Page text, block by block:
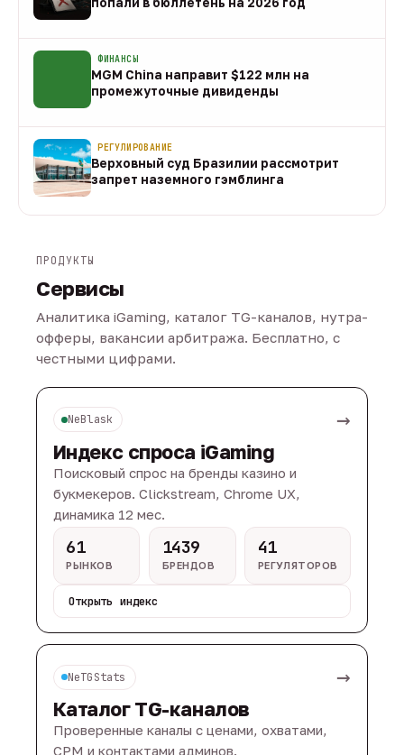
ФИНАНСЫ
MGM China направит $122 млн на
промежуточные дивиденды
РЕГУЛИРОВАНИЕ
Верховный суд Бразилии рассмотрит
запрет наземного гэмблинга
ПРОДУКТЫ
Сервисы
Аналитика iGaming, каталог TG-каналов, нутра-
офферы, вакансии арбитража. Бесплатно, с
честными цифрами.
NeBlask →
Индекс спроса iGaming
Поисковый спрос на бренды казино и
букмекеров. Clickstream, Chrome UX,
динамика 12 мес.
61
РЫНКОВ
1439
БРЕНДОВ
41
РЕГУЛЯТОРОВ
Открыть индекс
NeTGStats →
Каталог TG-каналов
Проверенные каналы с ценами, охватами,
CPM и контактами админов.